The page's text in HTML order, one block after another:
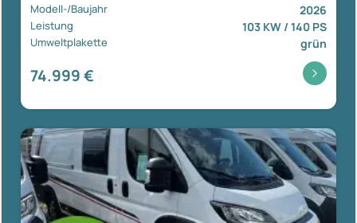
Modell-/Baujahr 2026
Leistung 103 KW / 140 PS
Umweltplakette grün
74.999 €